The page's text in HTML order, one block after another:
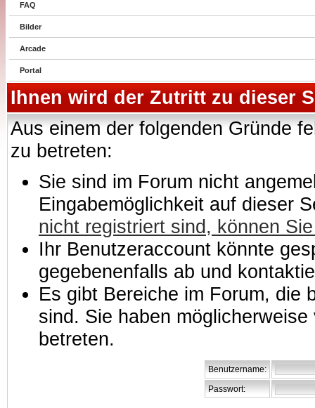
FAQ
Bilder
Arcade
Portal
Ihnen wird der Zutritt zu dieser
Aus einem der folgenden Gründe
zu betreten:
Sie sind im Forum nicht
Eingabemöglichkeit auf dieser
nicht registriert sind, können
Ihr Benutzeraccount könnte
gegebenenfalls ab und
Es gibt Bereiche im Forum, die
sind. Sie haben
betreten.
Benutzername:
Passwort: